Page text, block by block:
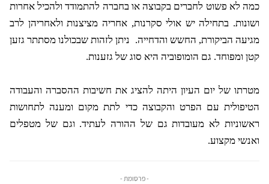
כמה לא פשוט לחברים בקבוצה או בחברה להתמודד ולהכיל אחרות
ושונות. בתחילה יש אולי סקרנות, אחריה מציצנות ולאחריהן לרב
מגיעה הביקורת, החשש והדחייה. ניתן לזהות שבכולנו מסתתר גזען
קטן ומפוחד. גם הומופוביה היא סוג של גזענות.
מטרתו של יום העיון היתה להציג את חשיבות ההסברה והעבודה
הטיפולית עם הפרט והקבוצה כדי לתת מקום ומענה לתחושות
ראשוניות לא מעובדות גם של ההורה לעתיד. וגם של מטפלים
ואנשי מקצוע.
- פרסומת -